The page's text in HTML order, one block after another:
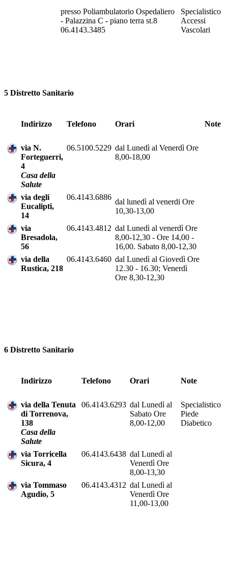
presso Poliambulatorio Ospedaliero
- Palazzina C - piano terra st.8
06.4143.3485
Specialistico
Accessi
Vascolari
5 Distretto Sanitario
Indirizzo Telefono Orari Note
via N.
Forteguerri,
4
Casa della
Salute
06.5100.5229 dal Lunedì al Venerdì Ore
8,00-18,00
via degli
Eucalipti,
14
06.4143.6886
dal lunedì al venerdi Ore
10,30-13,00
via
Bresadola,
56
06.4143.4812 dal Lunedì al venerdì Ore
8,00-12,30 - Ore 14,00 -
16,00. Sabato 8,00-12,30
via della
Rustica, 218
06.4143.6460 dal Lunedì al Giovedì Ore
12.30 - 16.30; Venerdì
Ore 8,30-12,30
6 Distretto Sanitario
Indirizzo Telefono Orari Note
via della Tenuta
di Torrenova,
138
Casa della
Salute
06.4143.6293 dal Lunedì al
Sabato Ore
8,00-12,00
Specialistico
Piede
Diabetico
via Torricella
Sicura, 4
06.4143.6438 dal Lunedì al
Venerdì Ore
8,00-13,30
via Tommaso
Agudio, 5
06.4143.4312 dal Lunedì al
Venerdì Ore
11,00-13,00